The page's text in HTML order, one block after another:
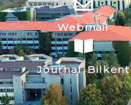
Webmail
Journal Bilkent